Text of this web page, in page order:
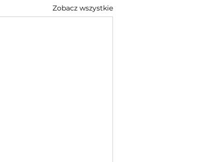
Zobacz wszystkie